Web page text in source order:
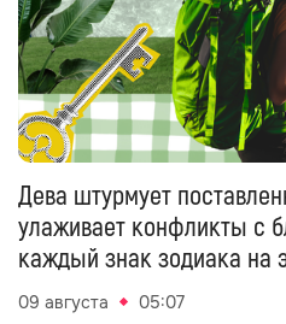
Дева штурмует
улаживает конфликты с
каждый знак зодиака на
09 августа 05:07